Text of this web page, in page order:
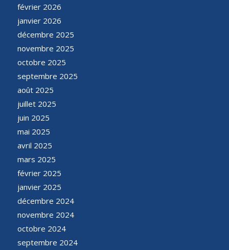
février 2026
janvier 2026
décembre 2025
novembre 2025
octobre 2025
septembre 2025
août 2025
juillet 2025
juin 2025
mai 2025
avril 2025
mars 2025
février 2025
janvier 2025
décembre 2024
novembre 2024
octobre 2024
septembre 2024